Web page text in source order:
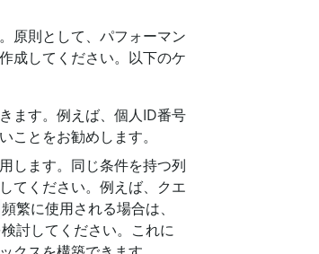
原則として、パフォーマン
成してください。以下のケ
ます。例えば、個人ID番号
ことをお勧めします。
します。同じ条件を持つ列
てください。例えば、クエ
頻繁に使用される場合は、
討してください。これに